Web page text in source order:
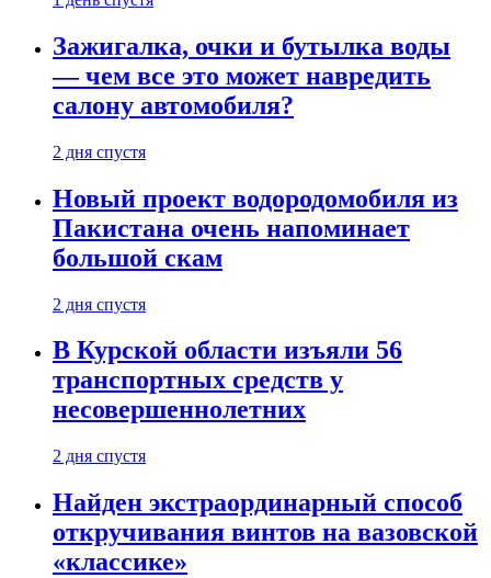
Зажигалка, очки и бутылка воды
— чем все это может навредить
салону автомобиля?
2 дня спустя
Новый проект водородомобиля из
Пакистана очень напоминает
большой скам
2 дня спустя
В Курской области изъяли 56
транспортных средств у
несовершеннолетних
2 дня спустя
Найден экстраординарный способ
откручивания винтов на вазовской
«классике»